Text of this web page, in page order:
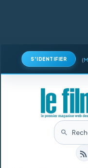
S'IDENTIFIER (